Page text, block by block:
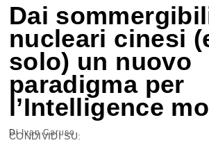
Dai
nucleari cinesi
solo) un nuovo
paradigma per
l’Intelligence
DiIvan Caruso
CONDIVIDI SU: